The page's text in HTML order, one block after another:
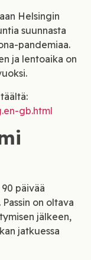
Helsingin
suunnasta
pandemiaa.
ja lentoaika on
gb.html
päivää
on oltava
jälkeen,
jatkuessa